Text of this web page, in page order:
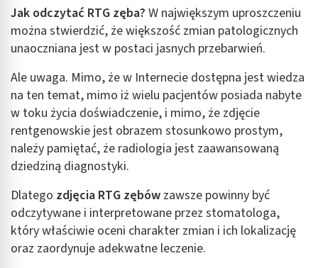
Jak odczytać RTG zęba? W największym uproszczeniu
można stwierdzić, że większość zmian patologicznych
unaoczniana jest w postaci jasnych przebarwień.
Ale uwaga. Mimo, że w Internecie dostępna jest wiedza
na ten temat, mimo iż wielu pacjentów posiada nabyte
w toku życia doświadczenie, i mimo, że zdjęcie
rentgenowskie jest obrazem stosunkowo prostym,
należy pamiętać, że radiologia jest zaawansowaną
dziedziną diagnostyki.
Dlatego zdjęcia RTG zębów zawsze powinny być
odczytywane i interpretowane przez stomatologa,
który właściwie oceni charakter zmian i ich lokalizację
oraz zaordynuje adekwatne leczenie.